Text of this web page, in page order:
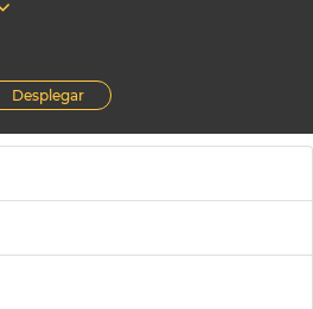
Desplegar